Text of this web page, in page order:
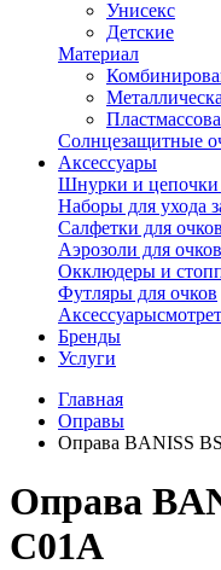
Унисекс
Детские
Материал
Солнцезащитные
Аксессуары
Шнурки и цепочки
Наборы для ухода
Салфетки для очков
Аэрозоли для очков
Окклюдеры и
Футляры для очков
Аксессуары
Бренды
Услуги
Главная
Оправы
Оправа BANISS
Оправа
C01А